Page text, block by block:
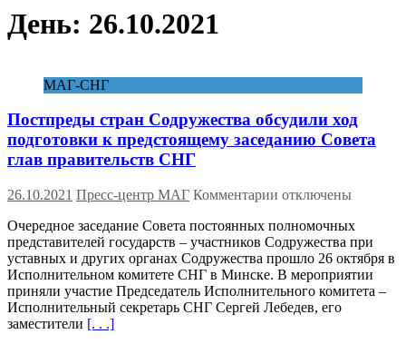
День: 26.10.2021
МАГ-СНГ
Постпреды стран Содружества обсудили ход
подготовки к предстоящему заседанию Совета
глав правительств СНГ
26.10.2021 Пресс-центр МАГ Комментарии к
Постпреды
стран
Содружества
обсудили
ход
подготовки
отключены
Очередное заседание Совета постоянных полномочных
представителей государств – участников Содружества при
уставных и других органах Содружества прошло 26 октября в
Исполнительном комитете СНГ в Минске. В мероприятии
приняли участие Председатель Исполнительного комитета –
Исполнительный секретарь СНГ Сергей Лебедев, его
заместители [. . .]